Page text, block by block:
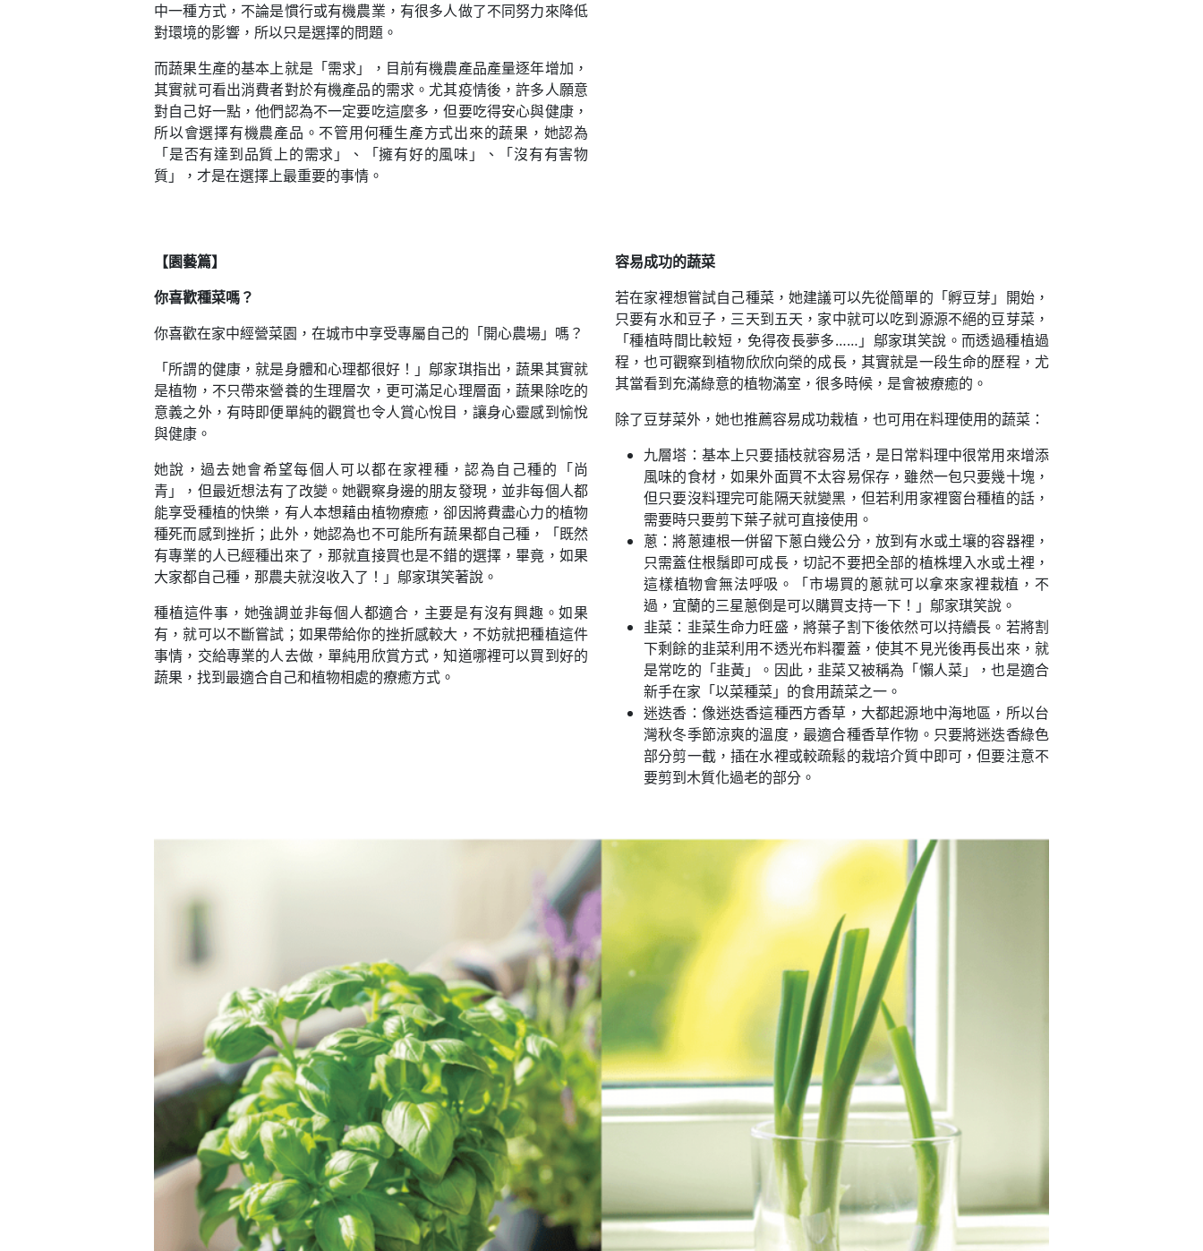
中一種方式，不論是慣行或有機農業，有很多人做了不同努力來降低
對環境的影響，所以只是選擇的問題。
而蔬果生產的基本上就是「需求」，目前有機農產品產量逐年增加，
其實就可看出消費者對於有機產品的需求。尤其疫情後，許多人願意
對自己好一點，他們認為不一定要吃這麼多，但要吃得安心與健康，
所以會選擇有機農產品。不管用何種生產方式出來的蔬果，她認為
「是否有達到品質上的需求」、「擁有好的風味」、「沒有有害物
質」，才是在選擇上最重要的事情。
【園藝篇】
你喜歡種菜嗎？
你喜歡在家中經營菜園，在城市中享受專屬自己的「開心農場」嗎？
「所謂的健康，就是身體和心理都很好！」鄔家琪指出，蔬果其實就
是植物，不只帶來營養的生理層次，更可滿足心理層面，蔬果除吃的
意義之外，有時即便單純的觀賞也令人賞心悅目，讓身心靈感到愉悅
與健康。
她說，過去她會希望每個人可以都在家裡種，認為自己種的「尚
青」，但最近想法有了改變。她觀察身邊的朋友發現，並非每個人都
能享受種植的快樂，有人本想藉由植物療癒，卻因將費盡心力的植物
種死而感到挫折；此外，她認為也不可能所有蔬果都自己種，「既然
有專業的人已經種出來了，那就直接買也是不錯的選擇，畢竟，如果
大家都自己種，那農夫就沒收入了！」鄔家琪笑著說。
種植這件事，她強調並非每個人都適合，主要是有沒有興趣。如果
有，就可以不斷嘗試；如果帶給你的挫折感較大，不妨就把種植這件
事情，交給專業的人去做，單純用欣賞方式，知道哪裡可以買到好的
蔬果，找到最適合自己和植物相處的療癒方式。
容易成功的蔬菜
若在家裡想嘗試自己種菜，她建議可以先從簡單的「孵豆芽」開始，
只要有水和豆子，三天到五天，家中就可以吃到源源不絕的豆芽菜，
「種植時間比較短，免得夜長夢多……」鄔家琪笑說。而透過種植過
程，也可觀察到植物欣欣向榮的成長，其實就是一段生命的歷程，尤
其當看到充滿綠意的植物滿室，很多時候，是會被療癒的。
除了豆芽菜外，她也推薦容易成功栽植，也可用在料理使用的蔬菜：
九層塔：基本上只要插枝就容易活，是日常料理中很常用來增添
風味的食材，如果外面買不太容易保存，雖然一包只要幾十塊，
但只要沒料理完可能隔天就變黑，但若利用家裡窗台種植的話，
需要時只要剪下葉子就可直接使用。
蔥：將蔥連根一併留下蔥白幾公分，放到有水或土壤的容器裡，
只需蓋住根鬚即可成長，切記不要把全部的植株埋入水或土裡，
這樣植物會無法呼吸。「市場買的蔥就可以拿來家裡栽植，不
過，宜蘭的三星蔥倒是可以購買支持一下！」鄔家琪笑說。
韭菜：韭菜生命力旺盛，將葉子割下後依然可以持續長。若將割
下剩餘的韭菜利用不透光布料覆蓋，使其不見光後再長出來，就
是常吃的「韭黃」。因此，韭菜又被稱為「懶人菜」，也是適合
新手在家「以菜種菜」的食用蔬菜之一。
迷迭香：像迷迭香這種西方香草，大都起源地中海地區，所以台
灣秋冬季節涼爽的溫度，最適合種香草作物。只要將迷迭香綠色
部分剪一截，插在水裡或較疏鬆的栽培介質中即可，但要注意不
要剪到木質化過老的部分。